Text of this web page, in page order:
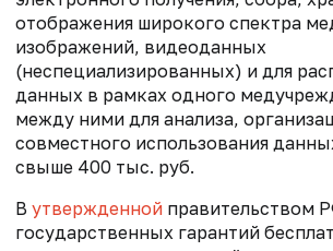
отображения широкого спектра
изображений, видеоданных
(неспециализированных) и для
данных в рамках одного
между ними для анализа,
совместного использования
свыше 400 тыс. руб.
В утвержденной правительством
государственных гарантий